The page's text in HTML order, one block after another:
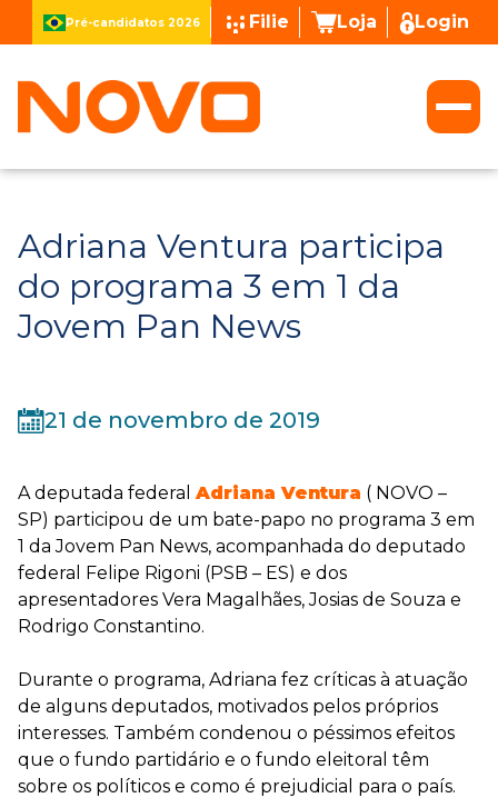
Pré-candidatos 2026 Filie Loja Login
Adriana Ventura participa
do programa 3 em 1 da
Jovem Pan News
21 de novembro de 2019
A deputada federalAdriana Ventura ( NOVO –
SP) participou de um bate-papo no programa 3 em
1 da Jovem Pan News, acompanhada do deputado
federal Felipe Rigoni (PSB – ES) e dos
apresentadores Vera Magalhães, Josias de Souza e
Rodrigo Constantino.
Durante o programa, Adriana fez críticas à atuação
de alguns deputados, motivados pelos próprios
interesses. Também condenou o péssimos efeitos
que o fundo partidário e o fundo eleitoral têm
sobre os políticos e como é prejudicial para o país.